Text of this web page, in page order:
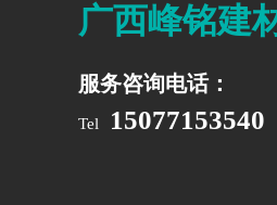
广西峰铭建
服务咨询电话：
Tel 15077153540